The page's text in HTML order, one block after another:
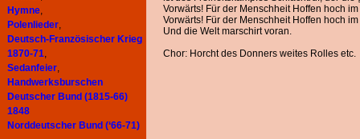
Vorwärts! Für der Menschheit Hoffen hoch
Vorwärts! Für der Menschheit Hoffen hoch
Und die Welt marschirt voran.
Chor: Horcht des Donners weites Rolles etc.
Hymne,
Polenlieder,
Deutsch-Französischer Krieg
1870-71,
Sedanfeier,
Handwerksburschen
Deutscher Bund (1815-66)
1848
Norddeutscher Bund (‘66-71)